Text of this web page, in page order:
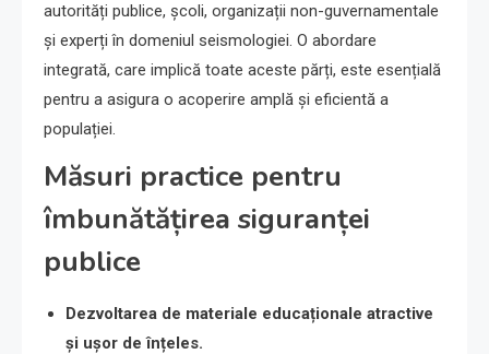
autorități publice, școli, organizații non-guvernamentale
și experți în domeniul seismologiei. O abordare
integrată, care implică toate aceste părți, este esențială
pentru a asigura o acoperire amplă și eficientă a
populației.
Măsuri practice pentru
îmbunătățirea siguranței
publice
Dezvoltarea de materiale educaționale atractive
și ușor de înțeles.